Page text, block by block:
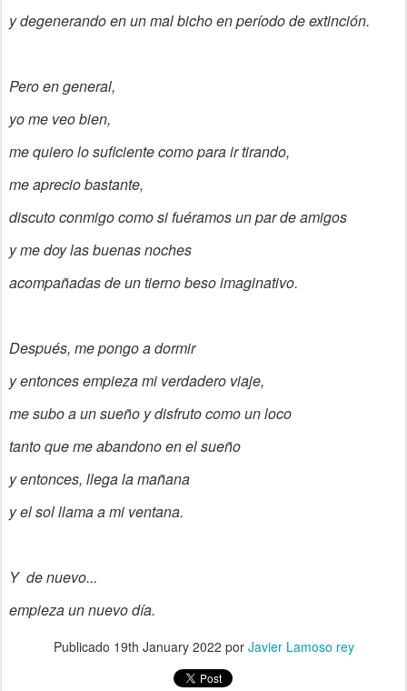
y degenerando en un mal bicho en período de extinción.
Pero en general,
yo me veo bien,
me quiero lo suficiente como para ir tirando,
me aprecio bastante,
discuto conmigo como si fuéramos un par de amigos
y me doy las buenas noches
acompañadas de un tierno beso imaginativo.
Después, me pongo a dormir
y entonces empieza mi verdadero viaje,
me subo a un sueño y disfruto como un loco
tanto que me abandono en el sueño
y entonces, llega la mañana
y el sol llama a mi ventana.
Y de nuevo...
empieza un nuevo día.
Publicado 19th January 2022 por Javier Lamoso rey